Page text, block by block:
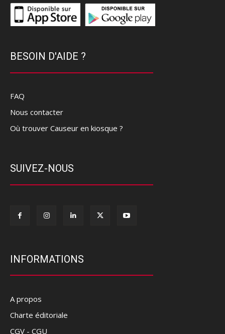
BESOIN D'AIDE ?
FAQ
Nous contacter
Où trouver Causeur en kiosque ?
SUIVEZ-NOUS
INFORMATIONS
A propos
Charte éditoriale
CGV - CGU